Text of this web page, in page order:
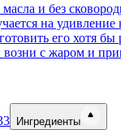
и без
на
его хотя
возни с жаром и
Ингредиенты